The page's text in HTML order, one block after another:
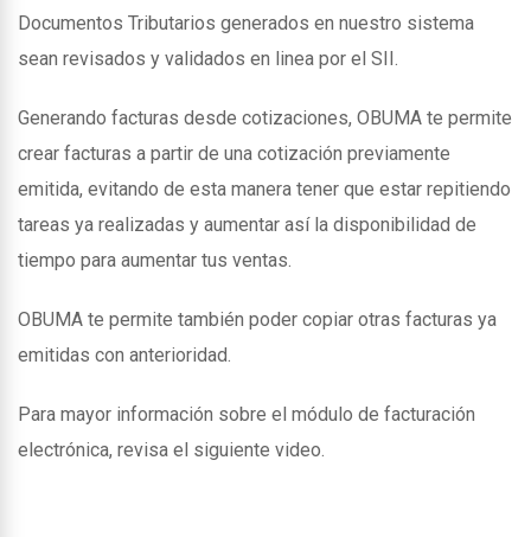
Documentos Tributarios generados en nuestro sistema
sean revisados y validados en linea por el SII.
Generando facturas desde cotizaciones, OBUMA te permite
crear facturas a partir de una cotización previamente
emitida, evitando de esta manera tener que estar repitiendo
tareas ya realizadas y aumentar así la disponibilidad de
tiempo para aumentar tus ventas.
OBUMA te permite también poder copiar otras facturas ya
emitidas con anterioridad.
Para mayor información sobre el módulo de facturación
electrónica, revisa el siguiente video.